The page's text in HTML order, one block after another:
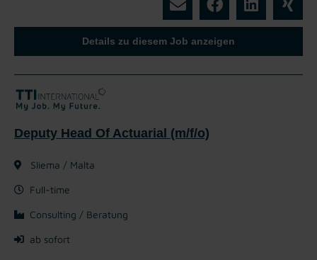
Details zu diesem Job anzeigen
Deputy Head Of Actuarial (m/f/o)
Sliema / Malta
Full-time
Consulting / Beratung
ab sofort